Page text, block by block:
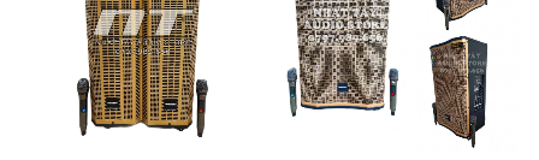
wishlist
Add to
wishlist